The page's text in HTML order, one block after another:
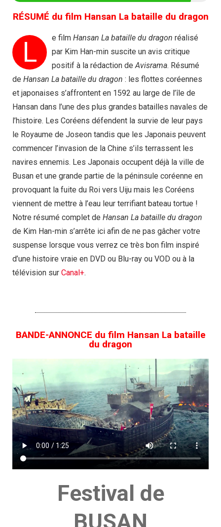
RÉSUMÉ du film Hansan La bataille du dragon
L e film Hansan La bataille du dragon réalisé
par Kim Han-min suscite un avis critique
positif à la rédaction deAvisrama. Résumé
de Hansan La bataille du dragon : les flottes coréennes
et japonaises s’affrontent en 1592 au large de l’île de
Hansan dans l’une des plus grandes batailles navales de
l’histoire. Les Coréens défendent la survie de leur pays
le Royaume de Joseon tandis que les Japonais peuvent
commencer l’invasion de la Chine s’ils terrassent les
navires ennemis. Les Japonais occupent déjà la ville de
Busan et une grande partie de la péninsule coréenne en
provoquant la fuite du Roi vers Uiju mais les Coréens
viennent de mettre à l’eau leur terrifiant bateau tortue !
Notre résumé complet de Hansan La bataille du dragon
de Kim Han-min s’arrête ici afin de ne pas gâcher votre
suspense lorsque vous verrez ce très bon film inspiré
d’une histoire vraie en DVD ou Blu-ray ou VOD ou à la
télévision sur Canal+.
BANDE-ANNONCE du film Hansan La bataille
du dragon
Festival de
BUSAN